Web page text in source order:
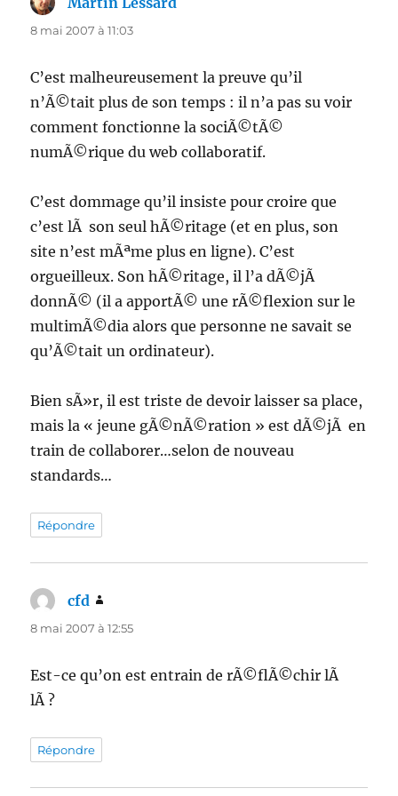
8 mai 2007 à 11:03
C’est malheureusement la preuve qu’il
n’Ã©tait plus de son temps : il n’a pas su voir
comment fonctionne la sociÃ©tÃ©
numÃ©rique du web collaboratif.
C’est dommage qu’il insiste pour croire que
c’est lÃ son seul hÃ©ritage (et en plus, son
site n’est mÃªme plus en ligne). C’est
orgueilleux. Son hÃ©ritage, il l’a dÃ©jÃ
donnÃ© (il a apportÃ© une rÃ©flexion sur le
multimÃ©dia alors que personne ne savait se
qu’Ã©tait un ordinateur).
Bien sÃ»r, il est triste de devoir laisser sa place,
mais la « jeune gÃ©nÃ©ration » est dÃ©jÃ en
train de collaborer…selon de nouveau
standards…
Répondre
cfd
8 mai 2007 à 12:55
Est-ce qu’on est entrain de rÃ©flÃ©chir lÃ
lÃ ?
Répondre